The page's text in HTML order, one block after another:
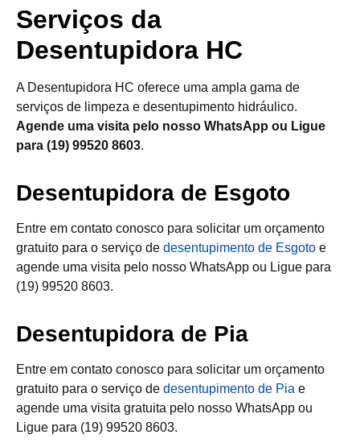
Serviços da
Desentupidora HC
A Desentupidora HC oferece uma ampla gama de
serviços de limpeza e desentupimento hidráulico.
Agende uma visita pelo nosso WhatsApp ou Ligue
para (19) 99520 8603.
Desentupidora de Esgoto
Entre em contato conosco para solicitar um orçamento
gratuito para o serviço de desentupimento de Esgoto e
agende uma visita pelo nosso WhatsApp ou Ligue para
(19) 99520 8603.
Desentupidora de Pia
Entre em contato conosco para solicitar um orçamento
gratuito para o serviço de desentupimento de Pia e
agende uma visita gratuita pelo nosso WhatsApp ou
Ligue para (19) 99520 8603.